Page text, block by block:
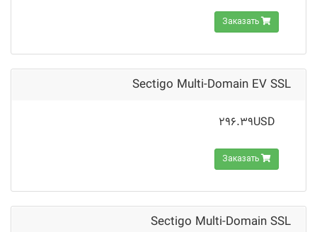
Заказать
Sectigo Multi-Domain EV SSL
296.39USD
Заказать
Sectigo Multi-Domain SSL